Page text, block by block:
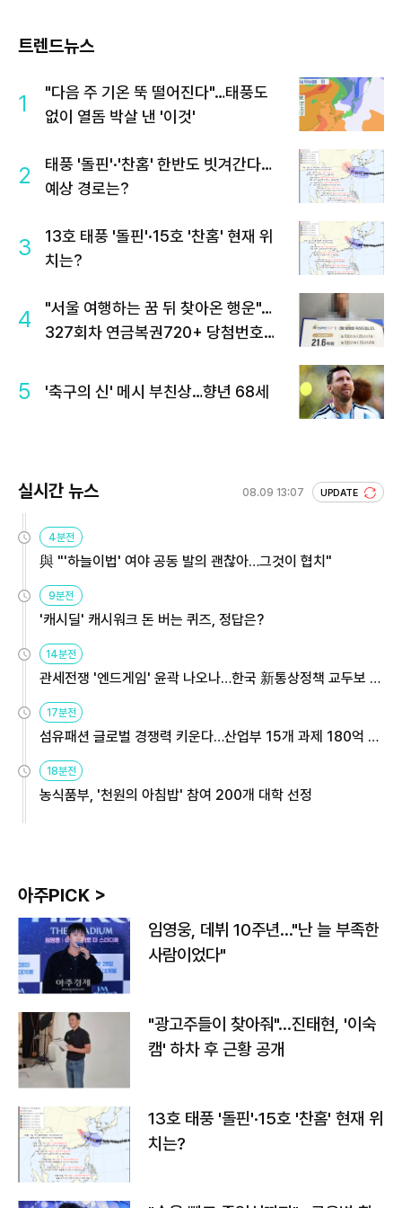
트렌드뉴스
1
"다음 주 기온 뚝 떨어진다"…태풍도
없이 열돔 박살 낸 '이것'
2
태풍 '돌핀'·'찬홈' 한반도 빗겨간다…
예상 경로는?
3
13호 태풍 '돌핀'·15호 '찬홈' 현재 위
치는?
4
"서울 여행하는 꿈 뒤 찾아온 행운"…
327회차 연금복권720+ 당첨번호조
5 '축구의 신' 메시 부친상…향년 68세
실시간 뉴스 08.09 13:07 UPDATE
4분전
與 "'하늘이법' 여야 공동 발의 괜찮아…그것이 협치"
9분전
'캐시딜' 캐시워크 돈 버는 퀴즈, 정답은?
14분전
관세전쟁 '엔드게임' 윤곽 나오나…한국 新통상정책 교두보 활
17분전
섬유패션 글로벌 경쟁력 키운다…산업부 15개 과제 180억 지
18분전
농식품부, '천원의 아침밥' 참여 200개 대학 선정
아주PICK >
임영웅, 데뷔 10주년…"난 늘 부족한
사람이었다"
"광고주들이 찾아줘"…진태현, '이숙
캠' 하차 후 근황 공개
13호 태풍 '돌핀'·15호 '찬홈' 현재 위
치는?